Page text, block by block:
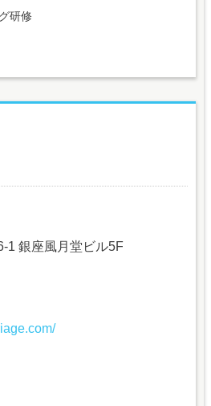
研修
1 銀座風月堂ビル5F